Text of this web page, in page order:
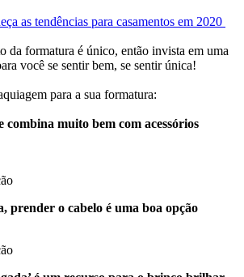
as tendências para casamentos em 2020
da formatura é único, então invista em uma
você se sentir bem, se sentir única!
para a sua formatura:
combina muito bem com acessórios
prender o cabelo é uma boa opção